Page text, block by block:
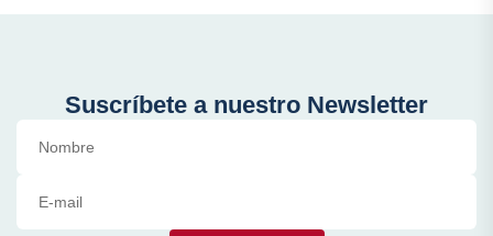
Suscríbete a nuestro Newsletter